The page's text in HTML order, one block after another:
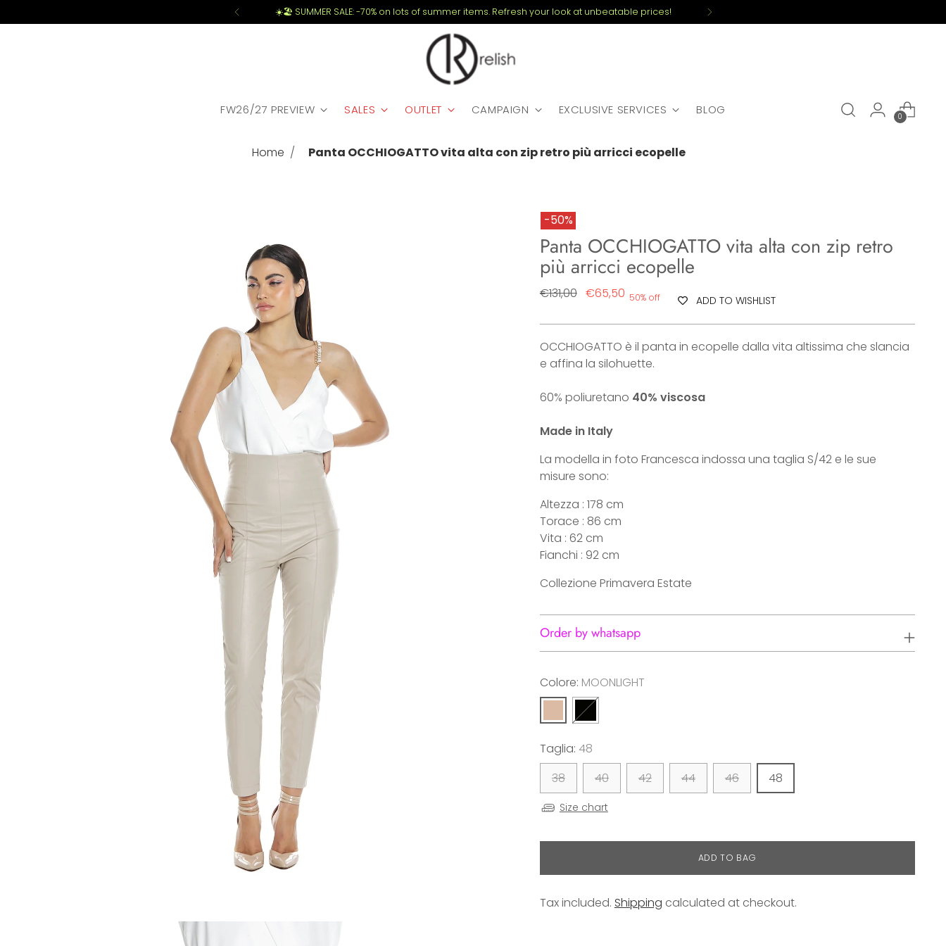
☀️🏖️ SUMMER SALE: -70% on lots of summer items. Refresh your look at unbeatable prices!
FW26/27 PREVIEW SALES OUTLET CAMPAIGN EXCLUSIVE SERVICES BLOG 0
Home Panta OCCHIOGATTO vita alta con zip retro più arricci ecopelle
-50%
Panta OCCHIOGATTO vita alta con zip retro
più arricci ecopelle
Regular
€131,00 €65,50 50% off ADD TO WISHLIST
OCCHIOGATTO è il panta in ecopelle dalla vita altissima che slancia
e affina la silohuette.
60% poliuretano 40% viscosa
Made in Italy
La modella in foto Francesca indossa una taglia S/42 e le sue
misure sono:
Altezza : 178 cm
Torace : 86 cm
Vita : 62 cm
Fianchi : 92 cm
Collezione Primavera Estate
Order by whatsapp
Colore: MOONLIGHT
Taglia: 48
38
40 42 44 46 48
Size chart
ADD TO BAG
Tax included. Shipping calculated at checkout.